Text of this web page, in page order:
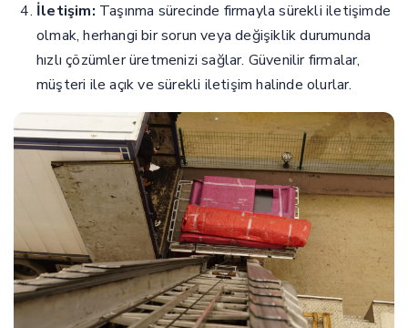
İletişim: Taşınma sürecinde firmayla sürekli iletişimde
olmak, herhangi bir sorun veya değişiklik durumunda
hızlı çözümler üretmenizi sağlar. Güvenilir firmalar,
müşteri ile açık ve sürekli iletişim halinde olurlar.